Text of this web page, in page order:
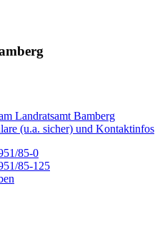
Landratsamt Bamberg
(u.a. sicher) und Kontaktinfos
85-0
85-125